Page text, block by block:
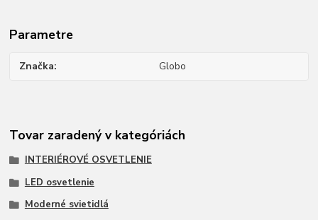
Parametre
Značka Globo
Tovar zaradený v kategóriách
INTERIÉROVÉ OSVETLENIE
LED osvetlenie
Moderné svietidlá